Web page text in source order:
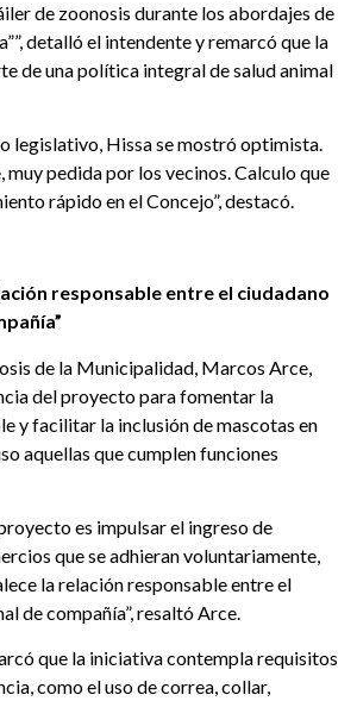
de zoonosis durante los abordajes de
detalló el intendente y remarcó que la
de una política integral de salud animal
legislativo, Hissa se mostró optimista.
muy pedida por los vecinos. Calculo que
rápido en el Concejo”, destacó.
responsable entre el ciudadano
de la Municipalidad, Marcos Arce,
del proyecto para fomentar la
y facilitar la inclusión de mascotas en
aquellas que cumplen funciones
es impulsar el ingreso de
que se adhieran voluntariamente,
la relación responsable entre el
de compañía”, resaltó Arce.
que la iniciativa contempla requisitos
como el uso de correa, collar,